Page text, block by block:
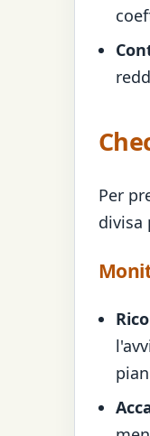
Per
divisa